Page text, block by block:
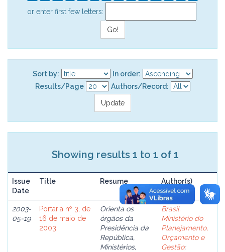
or enter first few letters:
Sort by:
In order:
Results/Page
Authors/Record:
Showing results 1 to 1 of 1
Issue
Date
Title Resume Author(s)
2003-
05-19
Portaria nº 3, de
16 de maio de
2003
Orienta os
órgãos da
Presidência da
República,
Ministérios,
Brasil.
Ministério do
Planejamento,
Orçamento e
Gestão;